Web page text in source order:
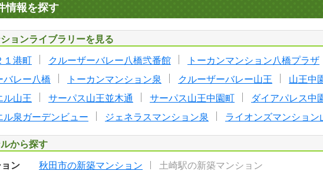
情報を探す
ョンライブラリーを見る
１港町 クルーザーバレー八橋弐番館 トーカンマンション八橋プラザ
バレー八橋
トーカンマンション泉 クルーザーバレー山王 山王中
ル山王
サーパス山王並木通 サーパス山王中園町 ダイアパレス中
ル泉ガーデンビュー
ジェネラスマンション泉 ライオンズマンション
から探す
ン 秋田市の新築マンション
土崎駅の新築マンション